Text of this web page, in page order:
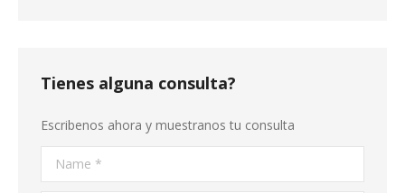
Tienes alguna consulta?
Escribenos ahora y muestranos tu consulta
Name *